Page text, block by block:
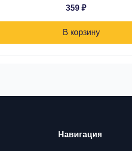
359 ₽
В корзину
Навигация